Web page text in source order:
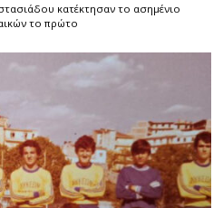
κατέκτησαν το ασημένιο
το πρώτο